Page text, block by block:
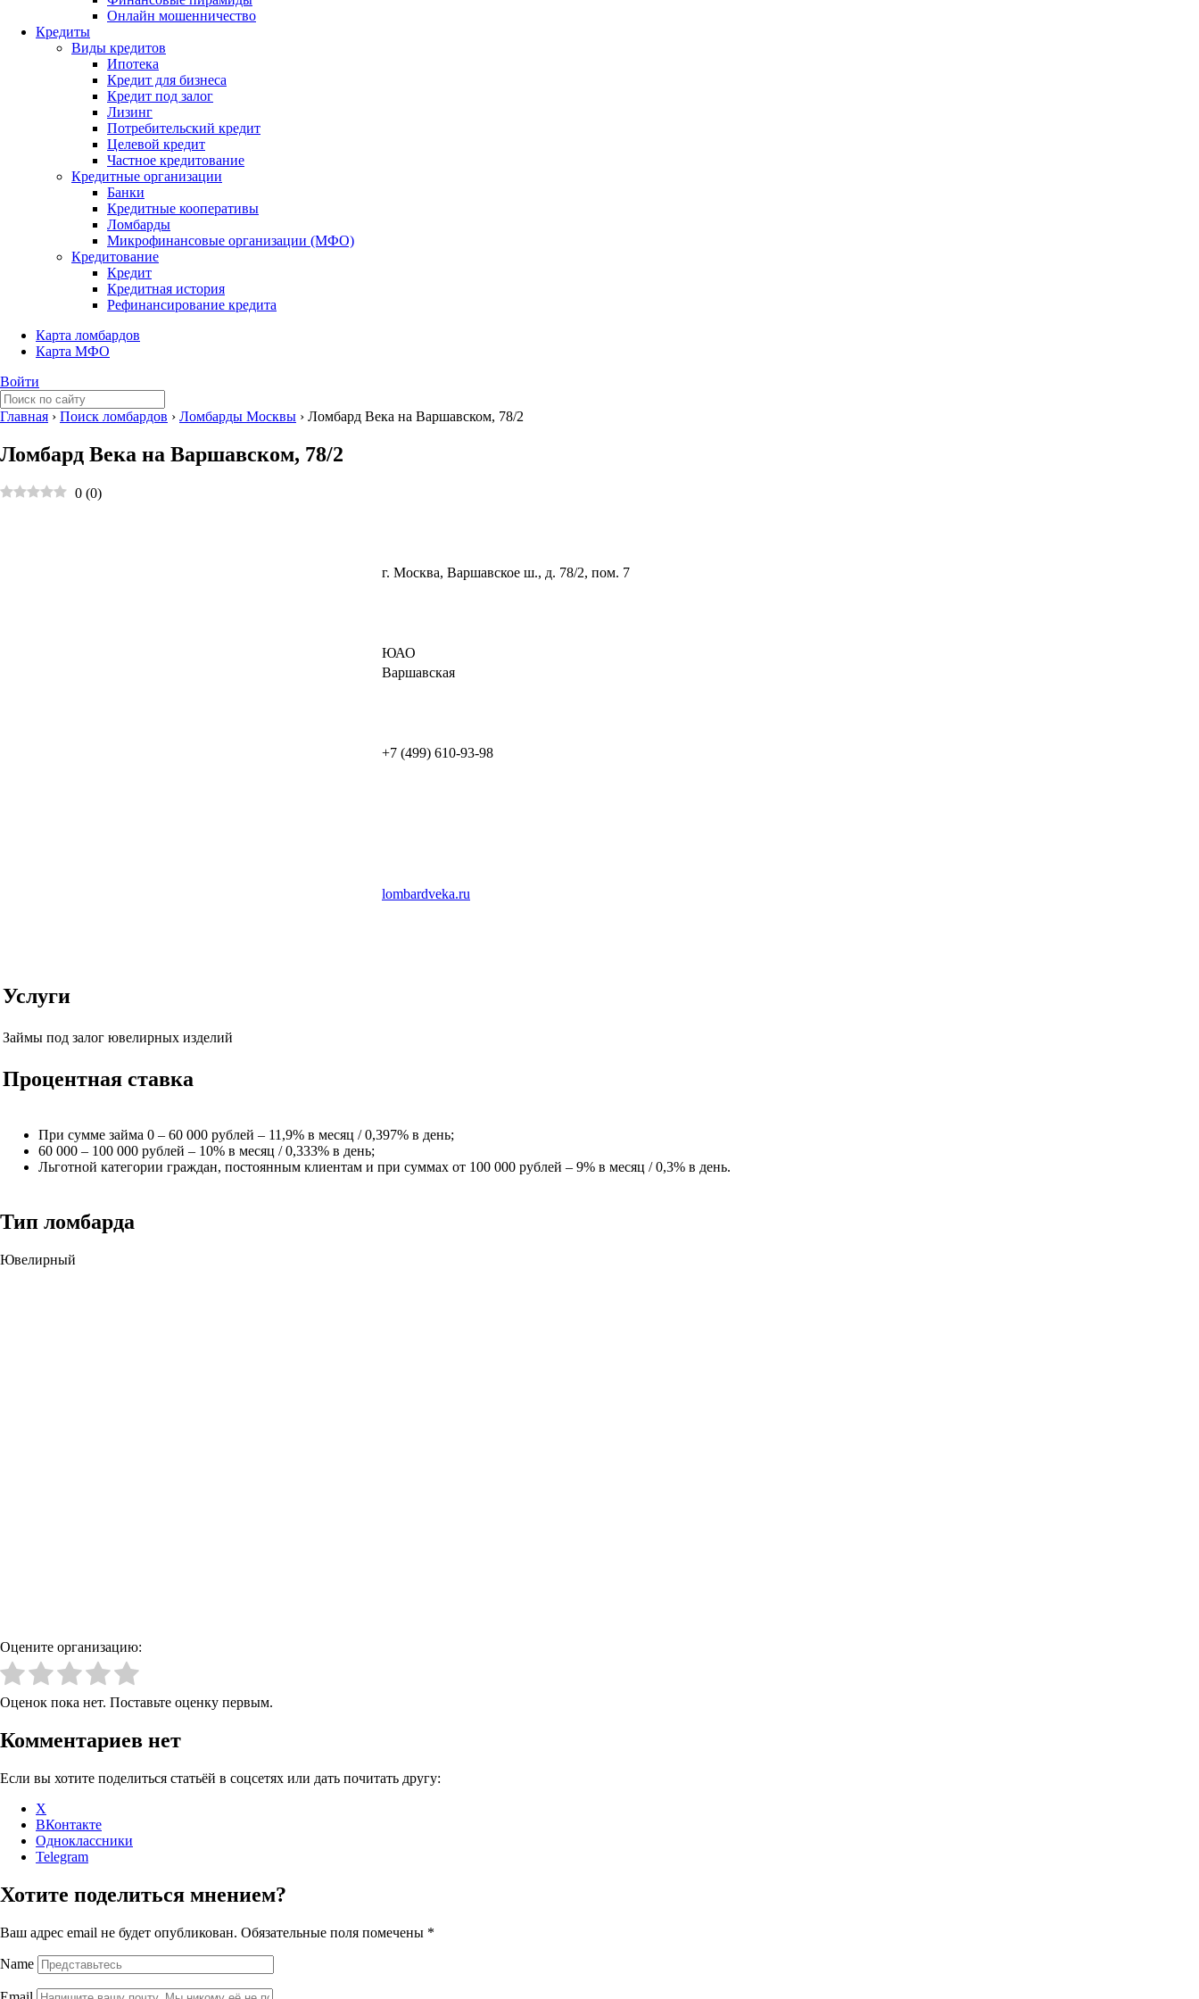
Онлайн мошенничество
Кредиты
Виды кредитов
Ипотека
Кредит для бизнеса
Кредит под залог
Лизинг
Потребительский кредит
Целевой кредит
Частное кредитование
Кредитные организации
Банки
Кредитные кооперативы
Ломбарды
Микрофинансовые организации (МФО)
Кредитование
Кредит
Кредитная история
Рефинансирование кредита
Карта ломбардов
Карта МФО
Войти
Главная › Поиск ломбардов › Ломбарды Москвы › Ломбард Века на Варшавском, 78/2
Ломбард Века на Варшавском, 78/2
0 (0)
г. Москва, Варшавское ш., д. 78/2, пом. 7
ЮАО
Варшавская
+7 (499) 610-93-98
lombardveka.ru
Услуги
Займы под залог ювелирных изделий
Процентная ставка
При сумме займа 0 – 60 000 рублей – 11,9% в месяц / 0,397% в день;
60 000 – 100 000 рублей – 10% в месяц / 0,333% в день;
Льготной категории граждан, постоянным клиентам и при суммах от 100 000 рублей – 9% в месяц / 0,3% в день.
Тип ломбарда
Ювелирный
Оцените организацию:
Оценок пока нет. Поставьте оценку первым.
Комментариев нет
Если вы хотите поделиться статьёй в соцсетях или дать почитать другу:
X
ВКонтакте
Одноклассники
Telegram
Хотите поделиться мнением?
Ваш адрес email не будет опубликован. Обязательные поля помечены *
Name